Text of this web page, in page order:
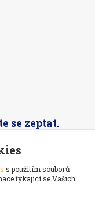
se zeptat.
s použitím souborů
týkající se Vašich